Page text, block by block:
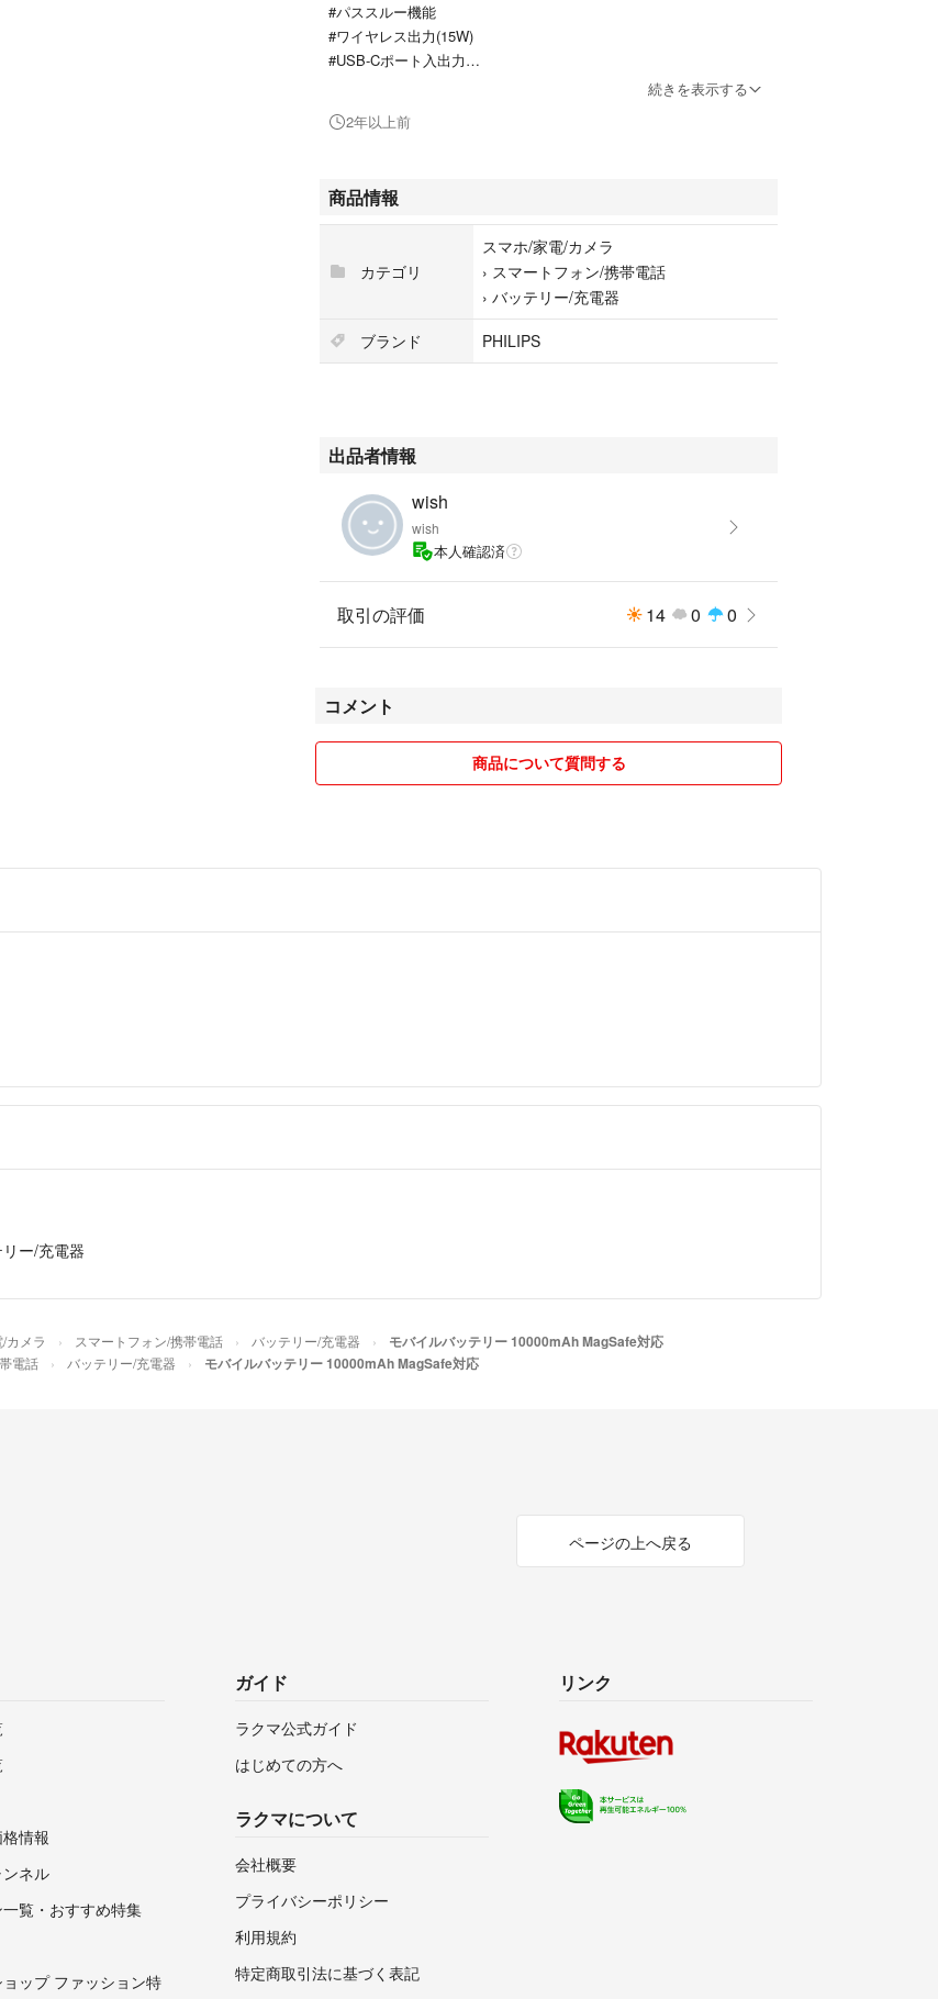
#パススルー機能
#ワイヤレス出力(15W)
#USB-Cポート入出力
#機内持込可能
#モバイルバッテリー
#10000mah
#Phillips
続きを表示する
2年以上前
商品情報
カテゴリ
スマホ/家電/カメラ
› スマートフォン/携帯電話
› バッテリー/充電器
ブランド
PHILIPS
出品者情報
wish
wish
本人確認済
取引の評価 14 0 0
コメント
商品について質問する
ー/充電器
カメラ スマートフォン/携帯電話 バッテリー/充電器 モバイルバッテリー 10000mAh MagSafe対応
電話 バッテリー/充電器 モバイルバッテリー 10000mAh MagSafe対応
ページの上へ戻る
情報
ネル
覧・おすすめ特集
ップ ファッション特
ガイド
ラクマ公式ガイド
はじめての方へ
ラクマについて
会社概要
プライバシーポリシー
利用規約
特定商取引法に基づく表記
リンク